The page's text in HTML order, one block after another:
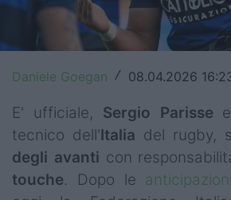
Champions Cup
Rugby World Cup
Super Rugby
Daniele Goegan / 08.04.2026
E' ufficiale, Sergio Parisse
tecnico dell'Italia del rugby,
degli avanti con
touche. Dopo le